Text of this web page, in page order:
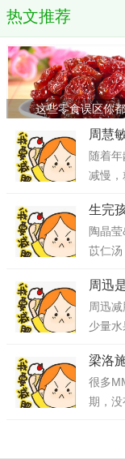
热文推荐
这些零食误区你
周慧
随着
减慢
生完
陶晶
苡仁
周迅
周迅
少量
梁洛
很多
期，